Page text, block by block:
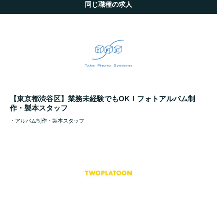
同じ職種の求人
【東京都渋谷区】業務未経験でもOK！フォトアルバム制
作・製本スタッフ
・アルバム制作・製本スタッフ